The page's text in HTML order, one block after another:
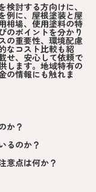
討する方向けに、
例に、屋根塗装と屋
相場、使用塗料の特
のポイントを分かり
の重要性、環境配慮
なコスト比較も紹
せ、安心して依頼で
します。地域特有の
の情報にも触れま
か？
るのか？
意点は何か？